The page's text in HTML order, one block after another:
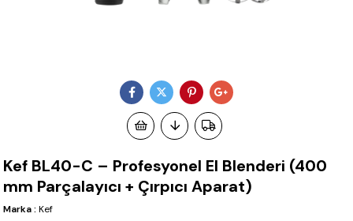
Kef BL40-C – Profesyonel El Blenderi (400
mm Parçalayıcı + Çırpıcı Aparat)
Marka : Kef